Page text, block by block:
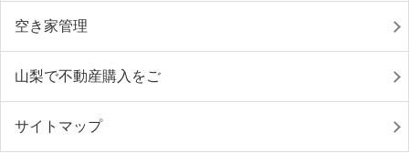
空き家管理
山梨で不動産購入をご
サイトマップ